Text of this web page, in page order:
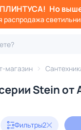
Но
распродажа
магазин
Stein от
Фильтры2
Фильтры
Раковины